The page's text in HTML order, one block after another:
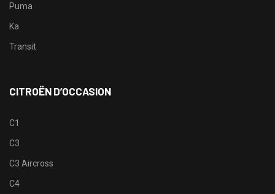
Puma
Ka
Transit
CITROËN D’OCCASION
C1
C3
C3 Aircross
C4